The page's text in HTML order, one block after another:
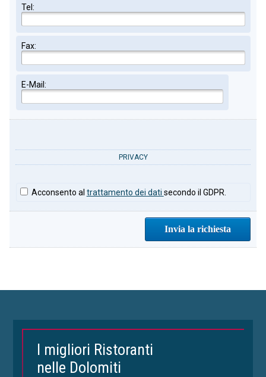
Tel:
Fax:
E-Mail:
PRIVACY
Acconsento al trattamento dei dati secondo il GDPR.
I migliori Ristoranti
nelle Dolomiti